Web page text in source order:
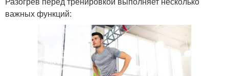
важных функций: